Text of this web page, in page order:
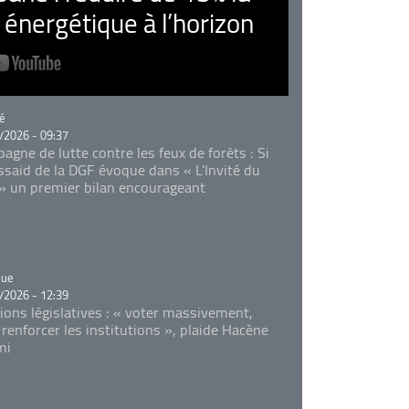
à l’horizon
- 09:37
de lutte contre les feux de forêts : Si
de la DGF évoque dans « L'Invité du
un premier bilan encourageant
- 12:39
législatives : « voter massivement,
les institutions », plaide Hacène